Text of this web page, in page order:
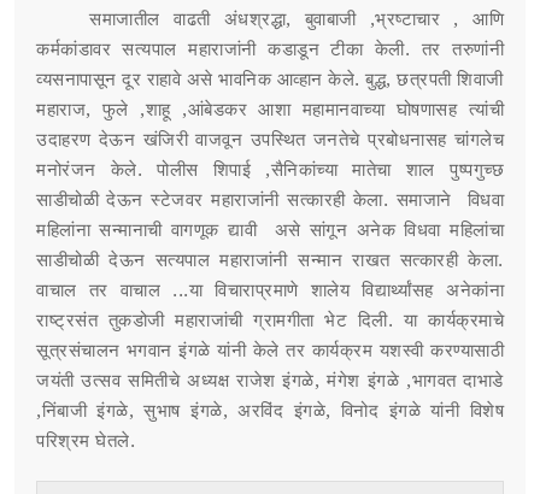
समाजातील वाढती अंधश्रद्धा, बुवाबाजी ,भ्रष्टाचार , आणि
कर्मकांडावर सत्यपाल महाराजांनी कडाडून टीका केली. तर तरुणांनी
व्यसनापासून दूर राहावे असे भावनिक आव्हान केले. बुद्ध, छत्रपती शिवाजी
महाराज, फुले ,शाहू ,आंबेडकर आशा महामानवाच्या घोषणासह त्यांची
उदाहरण देऊन खंजिरी वाजवून उपस्थित जनतेचे प्रबोधनासह चांगलेच
मनोरंजन केले. पोलीस शिपाई ,सैनिकांच्या मातेचा शाल पुष्पगुच्छ
साडीचोळी देऊन स्टेजवर महाराजांनी सत्कारही केला. समाजाने विधवा
महिलांना सन्मानाची वागणूक द्यावी असे सांगून अनेक विधवा महिलांचा
साडीचोळी देऊन सत्यपाल महाराजांनी सन्मान राखत सत्कारही केला.
वाचाल तर वाचाल ...या विचाराप्रमाणे शालेय विद्यार्थ्यांसह अनेकांना
राष्ट्रसंत तुकडोजी महाराजांची ग्रामगीता भेट दिली. या कार्यक्रमाचे
सूत्रसंचालन भगवान इंगळे यांनी केले तर कार्यक्रम यशस्वी करण्यासाठी
जयंती उत्सव समितीचे अध्यक्ष राजेश इंगळे, मंगेश इंगळे ,भागवत दाभाडे
,निंबाजी इंगळे, सुभाष इंगळे, अरविंद इंगळे, विनोद इंगळे यांनी विशेष
परिश्रम घेतले.